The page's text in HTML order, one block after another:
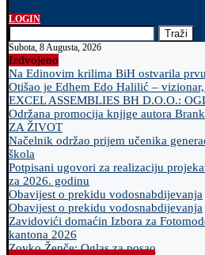
LOGIN
Traži
Subota, 8 Augusta, 2026
Izdvojeno
Na Edinovim krilima BiH ostvarila
Otišao je Edhem Edo Halilić –
EXCEL ASSEMBLIES BH D.O.O.:
Održana promocija knjige autora
ZA ŽIVOT
Načelnik održao prijem učenika
škola
Potpisani ugovori za realizaciju
za 2026. godinu
Obavijest o prekidu vodosnabdijevanja
Obavijest o prekidu vodosnabdijevanja
Zavidovići domaćin Izbora za
kantona 2026
Zovko Žepče: Oglas za posao